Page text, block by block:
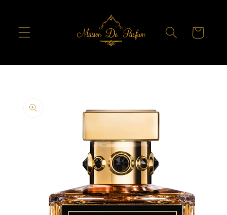
Cart
product
information